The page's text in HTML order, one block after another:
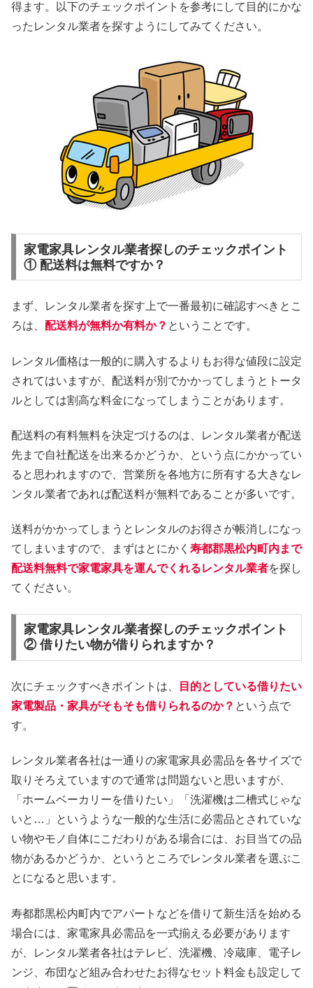
得ます。以下のチェックポイントを参考にして目的にかな
ったレンタル業者を探すようにしてみてください。
家電家具レンタル業者探しのチェックポイント
① 配送料は無料ですか？
まず、レンタル業者を探す上で一番最初に確認すべきとこ
ろは、 配送料が無料か有料か？ ということです。
レンタル価格は一般的に購入するよりもお得な値段に設定
されてはいますが、配送料が別でかかってしまうとトータ
ルとしては割高な料金になってしまうことがあります。
配送料の有料無料を決定づけるのは、レンタル業者が配送
先まで自社配送を出来るかどうか、という点にかかってい
ると思われますので、営業所を各地方に所有する大きなレ
ンタル業者であれば配送料が無料であることが多いです。
送料がかかってしまうとレンタルのお得さが帳消しになっ
てしまいますので、まずはとにかく 寿都郡黒松内町内まで
配送料無料で家電家具を運んでくれるレンタル業者を探し
てください。
家電家具レンタル業者探しのチェックポイント
② 借りたい物が借りられますか？
次にチェックすべきポイントは、
目的としている借りたい
家電製品・家具がそもそも借りられるのか？ という点で
す。
レンタル業者各社は一通りの家電家具必需品を各サイズで
取りそろえていますので通常は問題ないと思いますが、
「ホームベーカリーを借りたい」「洗濯機は二槽式じゃな
いと…」というような一般的な生活に必需品とされていな
い物やモノ自体にこだわりがある場合には、お目当ての品
物があるかどうか、というところでレンタル業者を選ぶこ
とになると思います。
寿都郡黒松内町内でアパートなどを借りて新生活を始める
場合には、家電家具必需品を一式揃える必要があります
が、レンタル業者各社はテレビ、洗濯機、冷蔵庫、電子レ
ンジ、布団など組み合わせたお得なセット料金も設定して